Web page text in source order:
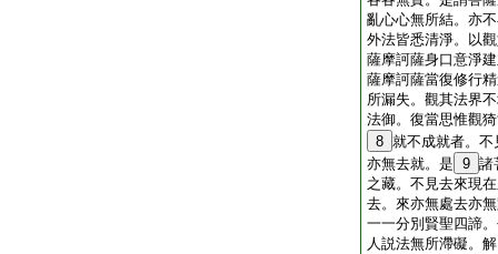
亂心心無所結。亦
外法皆悉清淨。以
薩摩訶薩身口意淨
薩摩訶薩當復修行
所漏失。觀其法界
法御。復當思惟觀
8 就不成就者。
亦無去就。是 9 諸
之藏。不見去來現
去。來亦無處去亦
一一分別賢聖四諦
人説法無所滯礙。